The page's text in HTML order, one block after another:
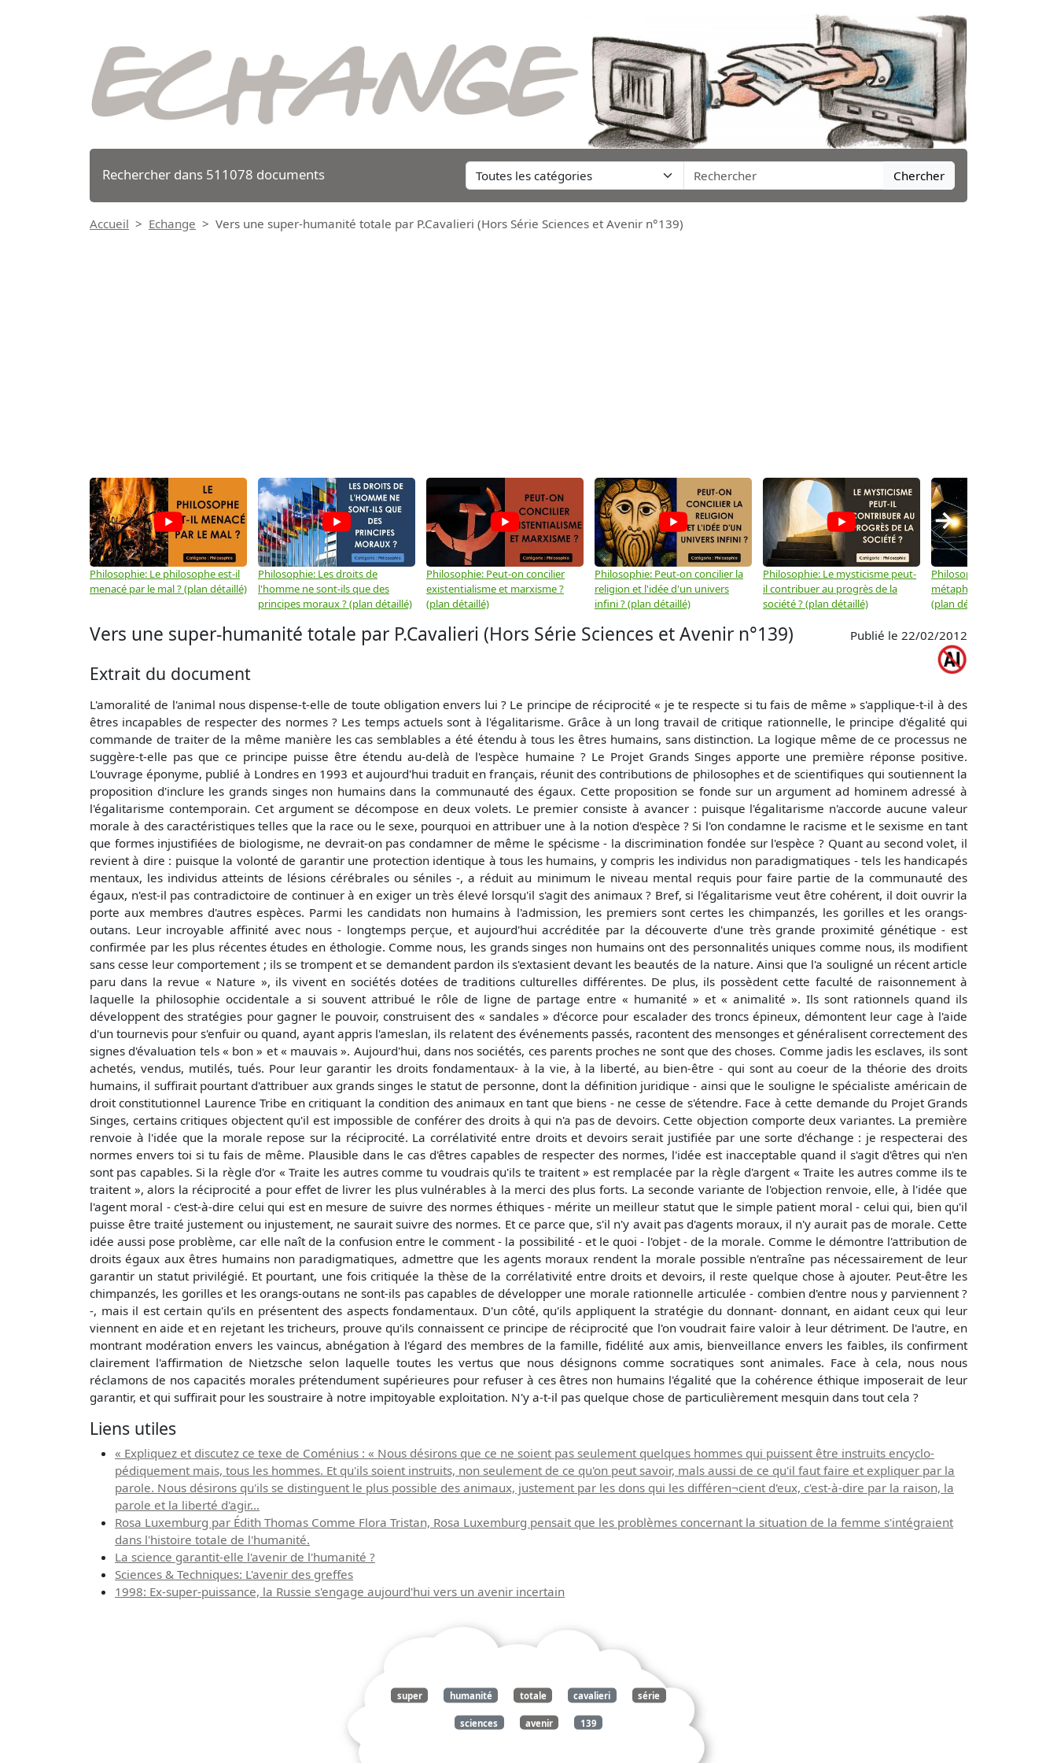
Rechercher dans 511078 documents Chercher
Accueil Echange Vers une super-humanité totale par P.Cavalieri (Hors Série Sciences et Avenir n°139)
Philosophie: Le philosophe est-il
menacé par le mal ? (plan détaillé)
Philosophie: Les droits de
l'homme ne sont-ils que des
principes moraux ? (plan détaillé)
Philosophie: Peut-on concilier
existentialisme et marxisme ?
(plan détaillé)
Philosophie: Peut-on concilier la
religion et l'idée d'un univers
infini ? (plan détaillé)
Philosophie: Le mysticisme peut-
il contribuer au progrès de la
société ? (plan détaillé)
Philosophie: Peut-on lier la
métaphysique à la
(plan détaillé)
→
Vers une super-humanité totale par P.Cavalieri (Hors Série Sciences et Avenir n°139) Publié le 22/02/2012
Extrait du document
L'amoralité de l'animal nous dispense-t-elle de toute obligation envers lui ? Le principe de réciprocité « je te respecte si tu fais de même » s'applique-t-il à des
êtres incapables de respecter des normes ? Les temps actuels sont à l'égalitarisme. Grâce à un long travail de critique rationnelle, le principe d'égalité qui
commande de traiter de la même manière les cas semblables a été étendu à tous les êtres humains, sans distinction. La logique même de ce processus ne
suggère-t-elle pas que ce principe puisse être étendu au-delà de l'espèce humaine ? Le Projet Grands Singes apporte une première réponse positive.
L'ouvrage éponyme, publié à Londres en 1993 et aujourd'hui traduit en français, réunit des contributions de philosophes et de scientifiques qui soutiennent la
proposition d'inclure les grands singes non humains dans la communauté des égaux. Cette proposition se fonde sur un argument ad hominem adressé à
l'égalitarisme contemporain. Cet argument se décompose en deux volets. Le premier consiste à avancer : puisque l'égalitarisme n'accorde aucune valeur
morale à des caractéristiques telles que la race ou le sexe, pourquoi en attribuer une à la notion d'espèce ? Si l'on condamne le racisme et le sexisme en tant
que formes injustifiées de biologisme, ne devrait-on pas condamner de même le spécisme - la discrimination fondée sur l'espèce ? Quant au second volet, il
revient à dire : puisque la volonté de garantir une protection identique à tous les humains, y compris les individus non paradigmatiques - tels les handicapés
mentaux, les individus atteints de lésions cérébrales ou séniles -, a réduit au minimum le niveau mental requis pour faire partie de la communauté des
égaux, n'est-il pas contradictoire de continuer à en exiger un très élevé lorsqu'il s'agit des animaux ? Bref, si l'égalitarisme veut être cohérent, il doit ouvrir la
porte aux membres d'autres espèces. Parmi les candidats non humains à l'admission, les premiers sont certes les chimpanzés, les gorilles et les orangs-
outans. Leur incroyable affinité avec nous - longtemps perçue, et aujourd'hui accréditée par la découverte d'une très grande proximité génétique - est
confirmée par les plus récentes études en éthologie. Comme nous, les grands singes non humains ont des personnalités uniques comme nous, ils modifient
sans cesse leur comportement ; ils se trompent et se demandent pardon ils s'extasient devant les beautés de la nature. Ainsi que l'a souligné un récent article
paru dans la revue « Nature », ils vivent en sociétés dotées de traditions culturelles différentes. De plus, ils possèdent cette faculté de raisonnement à
laquelle la philosophie occidentale a si souvent attribué le rôle de ligne de partage entre « humanité » et « animalité ». Ils sont rationnels quand ils
développent des stratégies pour gagner le pouvoir, construisent des « sandales » d'écorce pour escalader des troncs épineux, démontent leur cage à l'aide
d'un tournevis pour s'enfuir ou quand, ayant appris l'ameslan, ils relatent des événements passés, racontent des mensonges et généralisent correctement des
signes d'évaluation tels « bon » et « mauvais ». Aujourd'hui, dans nos sociétés, ces parents proches ne sont que des choses. Comme jadis les esclaves, ils sont
achetés, vendus, mutilés, tués. Pour leur garantir les droits fondamentaux- à la vie, à la liberté, au bien-être - qui sont au coeur de la théorie des droits
humains, il suffirait pourtant d'attribuer aux grands singes le statut de personne, dont la définition juridique - ainsi que le souligne le spécialiste américain de
droit constitutionnel Laurence Tribe en critiquant la condition des animaux en tant que biens - ne cesse de s'étendre. Face à cette demande du Projet Grands
Singes, certains critiques objectent qu'il est impossible de conférer des droits à qui n'a pas de devoirs. Cette objection comporte deux variantes. La première
renvoie à l'idée que la morale repose sur la réciprocité. La corrélativité entre droits et devoirs serait justifiée par une sorte d'échange : je respecterai des
normes envers toi si tu fais de même. Plausible dans le cas d'êtres capables de respecter des normes, l'idée est inacceptable quand il s'agit d'êtres qui n'en
sont pas capables. Si la règle d'or « Traite les autres comme tu voudrais qu'ils te traitent » est remplacée par la règle d'argent « Traite les autres comme ils te
traitent », alors la réciprocité a pour effet de livrer les plus vulnérables à la merci des plus forts. La seconde variante de l'objection renvoie, elle, à l'idée que
l'agent moral - c'est-à-dire celui qui est en mesure de suivre des normes éthiques - mérite un meilleur statut que le simple patient moral - celui qui, bien qu'il
puisse être traité justement ou injustement, ne saurait suivre des normes. Et ce parce que, s'il n'y avait pas d'agents moraux, il n'y aurait pas de morale. Cette
idée aussi pose problème, car elle naît de la confusion entre le comment - la possibilité - et le quoi - l'objet - de la morale. Comme le démontre l'attribution de
droits égaux aux êtres humains non paradigmatiques, admettre que les agents moraux rendent la morale possible n'entraîne pas nécessairement de leur
garantir un statut privilégié. Et pourtant, une fois critiquée la thèse de la corrélativité entre droits et devoirs, il reste quelque chose à ajouter. Peut-être les
chimpanzés, les gorilles et les orangs-outans ne sont-ils pas capables de développer une morale rationnelle articulée - combien d'entre nous y parviennent ?
-, mais il est certain qu'ils en présentent des aspects fondamentaux. D'un côté, qu'ils appliquent la stratégie du donnant- donnant, en aidant ceux qui leur
viennent en aide et en rejetant les tricheurs, prouve qu'ils connaissent ce principe de réciprocité que l'on voudrait faire valoir à leur détriment. De l'autre, en
montrant modération envers les vaincus, abnégation à l'égard des membres de la famille, fidélité aux amis, bienveillance envers les faibles, ils confirment
clairement l'affirmation de Nietzsche selon laquelle toutes les vertus que nous désignons comme socratiques sont animales. Face à cela, nous nous
réclamons de nos capacités morales prétendument supérieures pour refuser à ces êtres non humains l'égalité que la cohérence éthique imposerait de leur
garantir, et qui suffirait pour les soustraire à notre impitoyable exploitation. N'y a-t-il pas quelque chose de particulièrement mesquin dans tout cela ?
Liens utiles
« Expliquez et discutez ce texe de Coménius : « Nous désirons que ce ne soient pas seulement quelques hommes qui puissent être instruits encyclo-
pédiquement mais, tous les hommes. Et qu'ils soient instruits, non seulement de ce qu'on peut savoir, mals aussi de ce qu'il faut faire et expliquer par la
parole. Nous désirons qu'ils se distinguent le plus possible des animaux, justement par les dons qui les différen¬cient d'eux, c'est-à-dire par la raison, la
parole et la liberté d'agir...
Rosa Luxemburg par Édith Thomas Comme Flora Tristan, Rosa Luxemburg pensait que les problèmes concernant la situation de la femme s'intégraient
dans l'histoire totale de l'humanité.
La science garantit-elle l'avenir de l'humanité ?
Sciences & Techniques: L'avenir des greffes
1998: Ex-super-puissance, la Russie s'engage aujourd'hui vers un avenir incertain
super humanité totale cavalieri série
sciences avenir 139